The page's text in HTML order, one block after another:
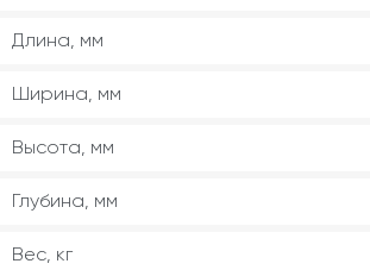
Длина, мм
Ширина, мм
Высота, мм
Глубина, мм
Вес, кг